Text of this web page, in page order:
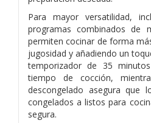
Para mayor versatilidad,
programas combinados de
permiten cocinar de forma
jugosidad y añadiendo un
temporizador de 35
tiempo de cocción,
descongelado asegura que
congelados a listos para
segura.